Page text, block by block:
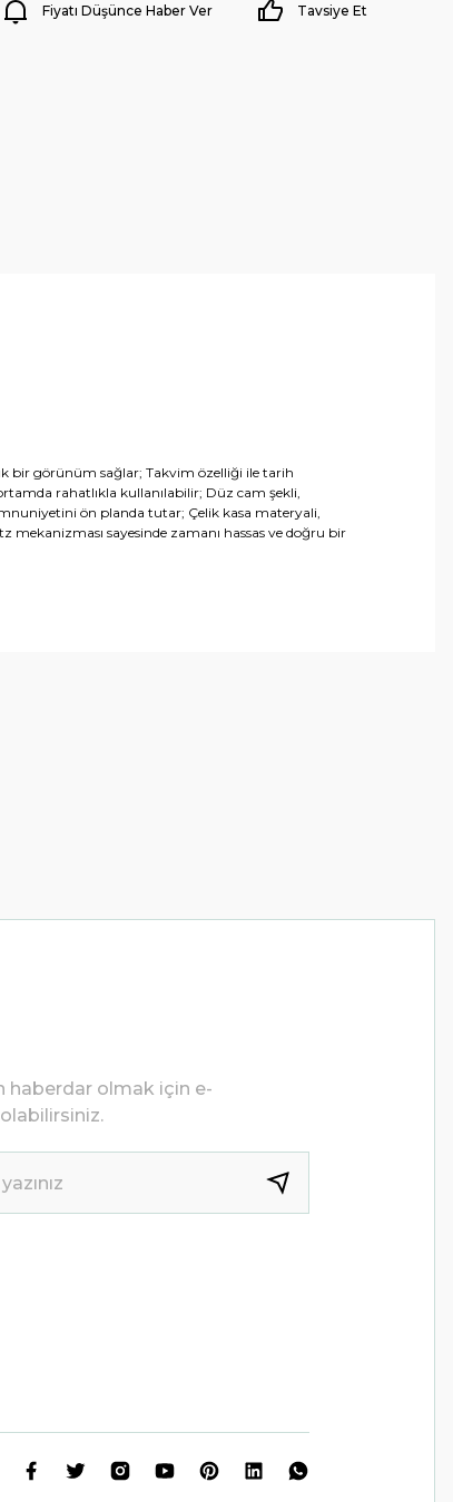
Fiyatı Düşünce Haber Ver Tavsiye Et
bir görünüm sağlar; Takvim özelliği ile tarih
rahatlıkla kullanılabilir; Düz cam şekli,
ön planda tutar; Çelik kasa materyali,
mekanizması sayesinde zamanı hassas ve doğru bir
haberdar olmak için e-